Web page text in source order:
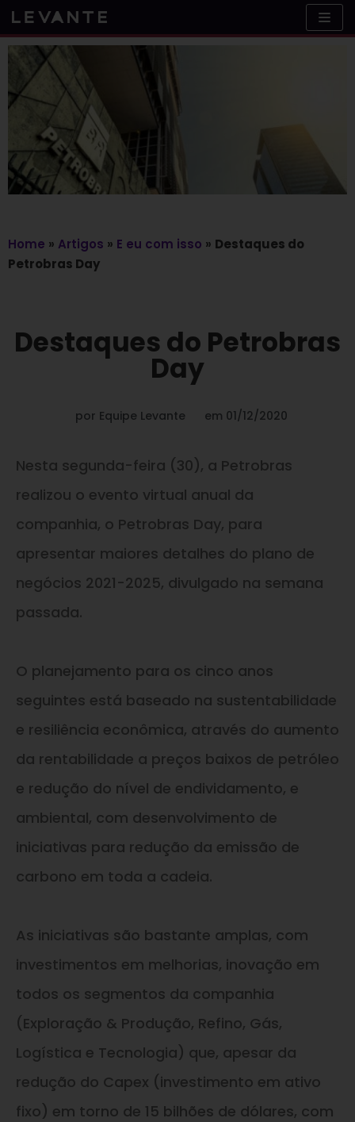
Skip
to
content
Home » Artigos » E eu com isso » Destaques do
Petrobras Day
Destaques do Petrobras
Day
por Equipe Levante em 01/12/2020
Nesta segunda-feira (30), a Petrobras
realizou o evento virtual anual da
companhia, o Petrobras Day, para
apresentar maiores detalhes do plano de
negócios 2021-2025, divulgado na semana
passada.
O planejamento para os cinco anos
seguintes está baseado na sustentabilidade
e resiliência econômica, através do aumento
da rentabilidade a preços baixos de petróleo
e redução do nível de endividamento, e
ambiental, com desenvolvimento de
iniciativas para redução da emissão de
carbono em toda a cadeia.
As iniciativas são bastante amplas, com
investimentos em melhorias, inovação em
todos os segmentos da companhia
(Exploração & Produção, Refino, Gás,
Logística e Tecnologia) que, apesar da
redução do Capex (investimento em ativo
fixo) em torno de 15 bilhões de dólares, com